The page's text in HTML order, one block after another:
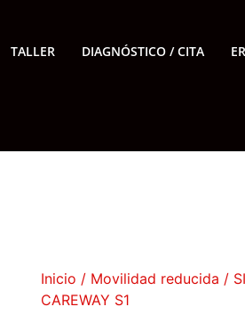
TALLER DIAGNÓSTICO / CITA
Inicio / Movilidad reducida /
CAREWAY S1